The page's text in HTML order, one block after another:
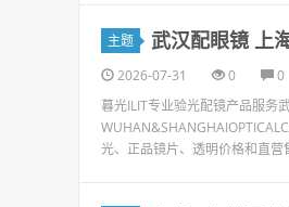
主题 武汉配眼镜 上
2026-07-31 0
0
暮光ILIT专业验光配镜产品服务
光、正品镜片、透明价格和直